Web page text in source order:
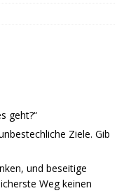
geht?“
Ziele. Gib
und beseitige
Weg keinen